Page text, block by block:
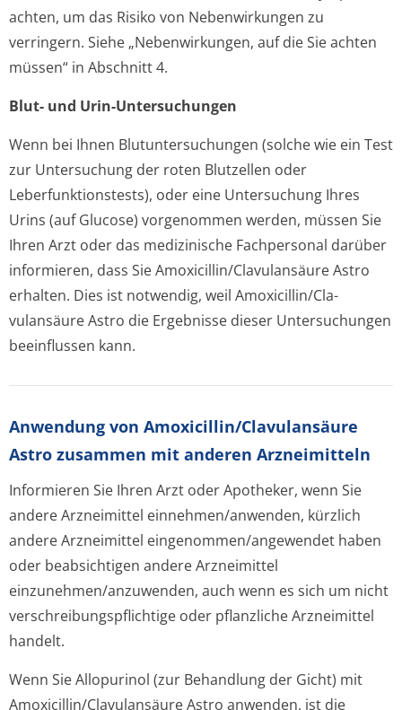
achten, um das Risiko von Nebenwirkungen zu
verringern. Siehe „Nebenwirkungen, auf die Sie achten
müssen“ in Abschnitt 4.
Blut- und Urin-Untersuchungen
Wenn bei Ihnen Blutuntersuchungen (solche wie ein Test
zur Untersuchung der roten Blutzellen oder
Leberfunktion­stests), oder eine Untersuchung Ihres
Urins (auf Glucose) vorgenommen werden, müssen Sie
Ihren Arzt oder das medizinische Fachpersonal darüber
informieren, dass Sie Amoxicillin/Cla­vulansäure Astro
erhalten. Dies ist notwendig, weil Amoxicillin/Cla­
vulansäure Astro die Ergebnisse dieser Untersuchungen
beeinflussen kann.
Anwendung von Amoxicillin/Cla­vulansäure
Astro zusammen mit anderen Arzneimitteln
Informieren Sie Ihren Arzt oder Apotheker, wenn Sie
andere Arzneimittel einnehmen/anwenden, kürzlich
andere Arzneimittel eingenommen/an­gewendet haben
oder beabsichtigen andere Arzneimittel
einzunehmen/an­zuwenden, auch wenn es sich um nicht
verschreibungspflichti­ge oder pflanzliche Arzneimittel
handelt.
Wenn Sie Allopurinol (zur Behandlung der Gicht) mit
Amoxicillin/Cla­vulansäure Astro anwenden, ist die